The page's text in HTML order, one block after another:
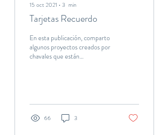
15 oct 2021 ∙ 3 min
Tarjetas Recuerdo
En esta publicación, comparto
algunos proyectos creados por
chavales que están
66 3